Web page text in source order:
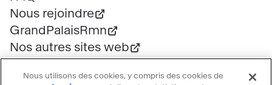
Nous rejoindre
GrandPalaisRmn
Nos autres sites web
Mécénat
Nous utilisons des cookies, y compris des cookies de